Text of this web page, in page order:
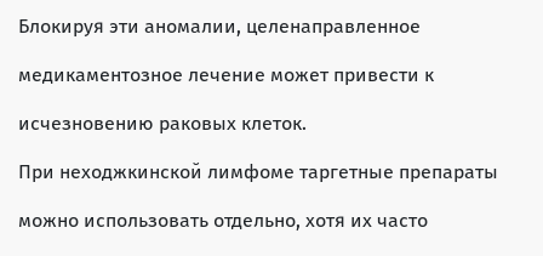
Блокируя эти аномалии, целенаправленное
медикаментозное лечение может привести к
исчезновению раковых клеток.
При неходжкинской лимфоме таргетные препараты
можно использовать отдельно, хотя их часто